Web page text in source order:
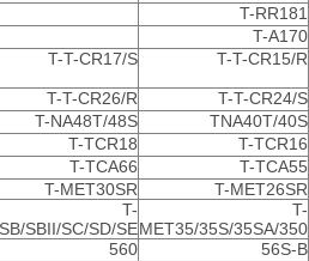
T-RR181
T-A170
T-T-CR15/R
T-T-CR17/S
T-T-CR24/S
T-T-CR26/R
TNA40T/40S
T-NA48T/48S
T-TCR16
T-TCR18
T-TCA55
T-TCA66
T-MET26SR
T-MET30SR
T-
MET35/35S/35SA/350
T-
SBII/SC/SD/SE
56S-B
560